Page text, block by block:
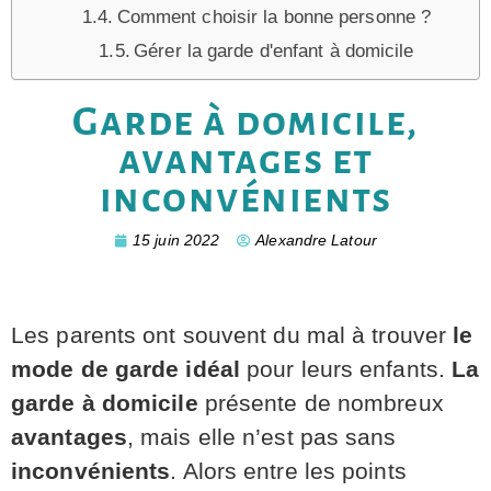
Comment choisir la bonne personne ?
Gérer la garde d'enfant à domicile
Garde à domicile,
avantages et
inconvénients
15 juin 2022 Alexandre Latour
Les parents ont souvent du mal à trouver le
mode de garde idéal pour leurs enfants. La
garde à domicile présente de nombreux
avantages, mais elle n’est pas sans
inconvénients. Alors entre les points